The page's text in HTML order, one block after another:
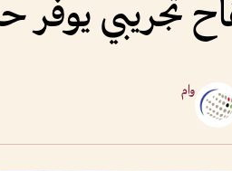
تجريبي
وام